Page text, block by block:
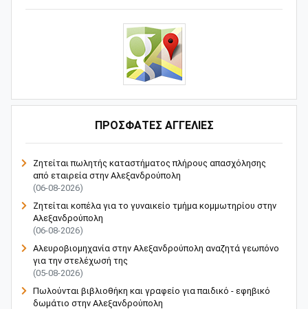
ΠΡΟΣΦΑΤΕΣ ΑΓΓΕΛΙΕΣ
Ζητείται πωλητής καταστήματος πλήρους απασχόλησης
από εταιρεία στην Αλεξανδρούπολη
(06-08-2026)
Ζητείται κοπέλα για το γυναικείο τμήμα κομμωτηρίου στην
Αλεξανδρούπολη
(06-08-2026)
Αλευροβιομηχανία στην Αλεξανδρούπολη αναζητά γεωπόνο
για την στελέχωσή της
(05-08-2026)
Πωλούνται βιβλιοθήκη και γραφείο για παιδικό - εφηβικό
δωμάτιο στην Αλεξανδρούπολη